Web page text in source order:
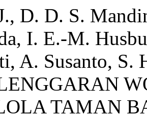
D. D. S.
I. E.-M.
A. Susanto, S.
TAMAN